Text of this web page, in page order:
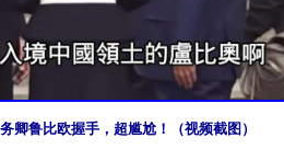
卿鲁比欧握手，超尴尬！（视频截图）